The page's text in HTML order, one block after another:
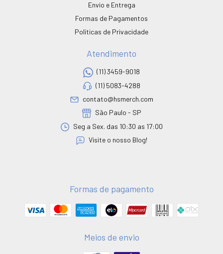
Envio e Entrega
Formas de Pagamentos
Políticas de Privacidade
Atendimento
(11) 3459-9018
(11) 5083-4288
contato@hsmerch.com
São Paulo - SP
Seg a Sex. das 10:30 as 17:00
Visite o nosso Blog!
Formas de pagamento
Meios de envio